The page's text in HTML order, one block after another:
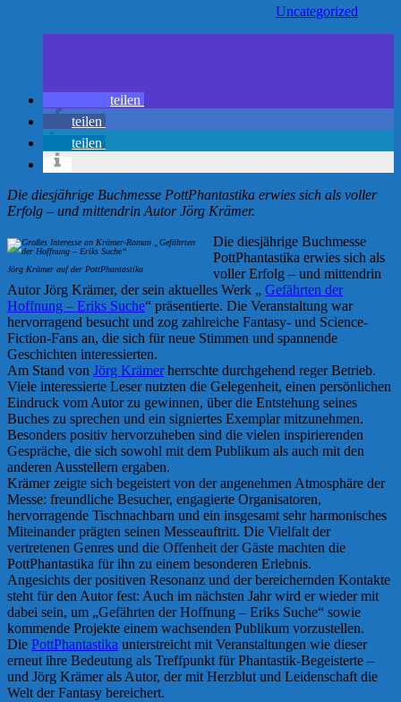
Uncategorized
teilen
teilen
teilen
Die diesjährige Buchmesse PottPhantastika erwies sich als voller
Erfolg – und mittendrin Autor Jörg Krämer.
Jörg Krämer auf der PottPhantastika
Die diesjährige Buchmesse
PottPhantastika erwies sich als
voller Erfolg – und mittendrin
Autor Jörg Krämer, der sein aktuelles Werk „ Gefährten der
Hoffnung – Eriks Suche“ präsentierte. Die Veranstaltung war
hervorragend besucht und zog zahlreiche Fantasy- und Science-
Fiction-Fans an, die sich für neue Stimmen und spannende
Geschichten interessierten.
Am Stand von Jörg Krämer herrschte durchgehend reger Betrieb.
Viele interessierte Leser nutzten die Gelegenheit, einen persönlichen
Eindruck vom Autor zu gewinnen, über die Entstehung seines
Buches zu sprechen und ein signiertes Exemplar mitzunehmen.
Besonders positiv hervorzuheben sind die vielen inspirierenden
Gespräche, die sich sowohl mit dem Publikum als auch mit den
anderen Ausstellern ergaben.
Krämer zeigte sich begeistert von der angenehmen Atmosphäre der
Messe: freundliche Besucher, engagierte Organisatoren,
hervorragende Tischnachbarn und ein insgesamt sehr harmonisches
Miteinander prägten seinen Messeauftritt. Die Vielfalt der
vertretenen Genres und die Offenheit der Gäste machten die
PottPhantastika für ihn zu einem besonderen Erlebnis.
Angesichts der positiven Resonanz und der bereichernden Kontakte
steht für den Autor fest: Auch im nächsten Jahr wird er wieder mit
dabei sein, um „Gefährten der Hoffnung – Eriks Suche“ sowie
kommende Projekte einem wachsenden Publikum vorzustellen.
Die PottPhantastika unterstreicht mit Veranstaltungen wie dieser
erneut ihre Bedeutung als Treffpunkt für Phantastik-Begeisterte –
und Jörg Krämer als Autor, der mit Herzblut und Leidenschaft die
Welt der Fantasy bereichert.